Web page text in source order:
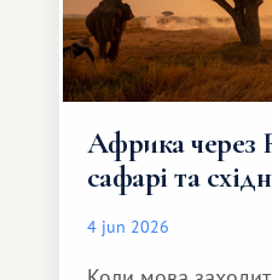
Африка через
сафарі та
4 jun 2026